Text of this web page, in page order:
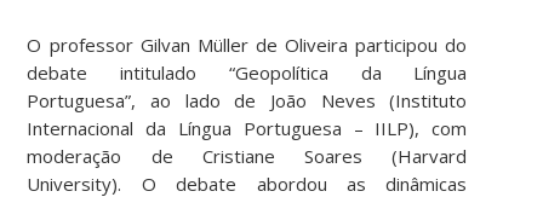
O professor Gilvan Müller de Oliveira participou do
debate intitulado “Geopolítica da Língua
Portuguesa”, ao lado de João Neves (Instituto
Internacional da Língua Portuguesa – IILP), com
moderação de Cristiane Soares (Harvard
University). O debate abordou as dinâmicas